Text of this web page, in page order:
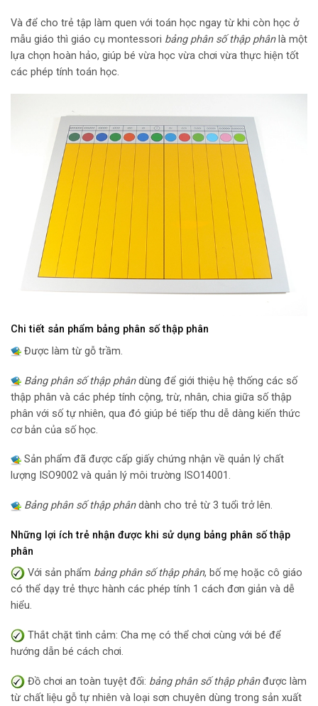
Và để cho trẻ tập làm quen với toán học ngay từ khi còn học ở
mẫu giáo thì giáo cụ montessori bảng phân số thập phânlà một
lựa chọn hoàn hảo, giúp bé vừa học vừa chơi vừa thực hiện tốt
các phép tính toán học.
Chi tiết sản phẩm bảng phân số thập phân
Được làm từ gỗ trầm.
Bảng phân số thập phândùng để giới thiệu hệ thống các số
thập phân và các phép tính cộng, trừ, nhân, chia giữa số thập
phân với số tự nhiên, qua đó giúp bé tiếp thu dễ dàng kiến thức
cơ bản của số học.
Sản phẩm đã được cấp giấy chứng nhận về quản lý chất
lượng ISO9002 và quản lý môi trường ISO14001.
Bảng phân số thập phândành cho trẻ từ 3 tuổi trở lên.
Những lợi ích trẻ nhận được khi sử dụng bảng phân số thập
phân
Với sản phẩm bảng phân số thập phân, bố mẹ hoặc cô giáo
có thể dạy trẻ thực hành các phép tính 1 cách đơn giản và dễ
hiểu.
Thắt chặt tình cảm: Cha mẹ có thể chơi cùng với bé để
hướng dẫn bé cách chơi.
Đồ chơi an toàn tuyệt đối: bảng phân số thập phân được làm
từ chất liệu gỗ tự nhiên và loại sơn chuyên dùng trong sản xuất